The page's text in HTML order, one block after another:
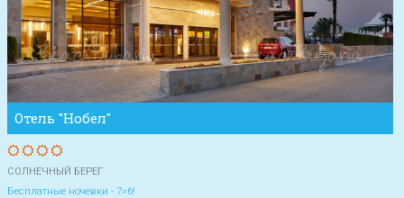
Отель "Нобел"
СОЛНЕЧНЫЙ БЕРЕГ
Бесплатные ночевки - 7=6!